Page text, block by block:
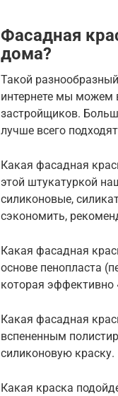
Фасадная
дома?
Такой
интернете мы можем
застройщиков.
лучше всего
Какая фасадная
этой штукатуркой
силиконовые,
сэкономить,
Какая фасадная
основе пенопласта
которая эффективно
Какая фасадная
вспененным
силиконовую краску.
Какая краска